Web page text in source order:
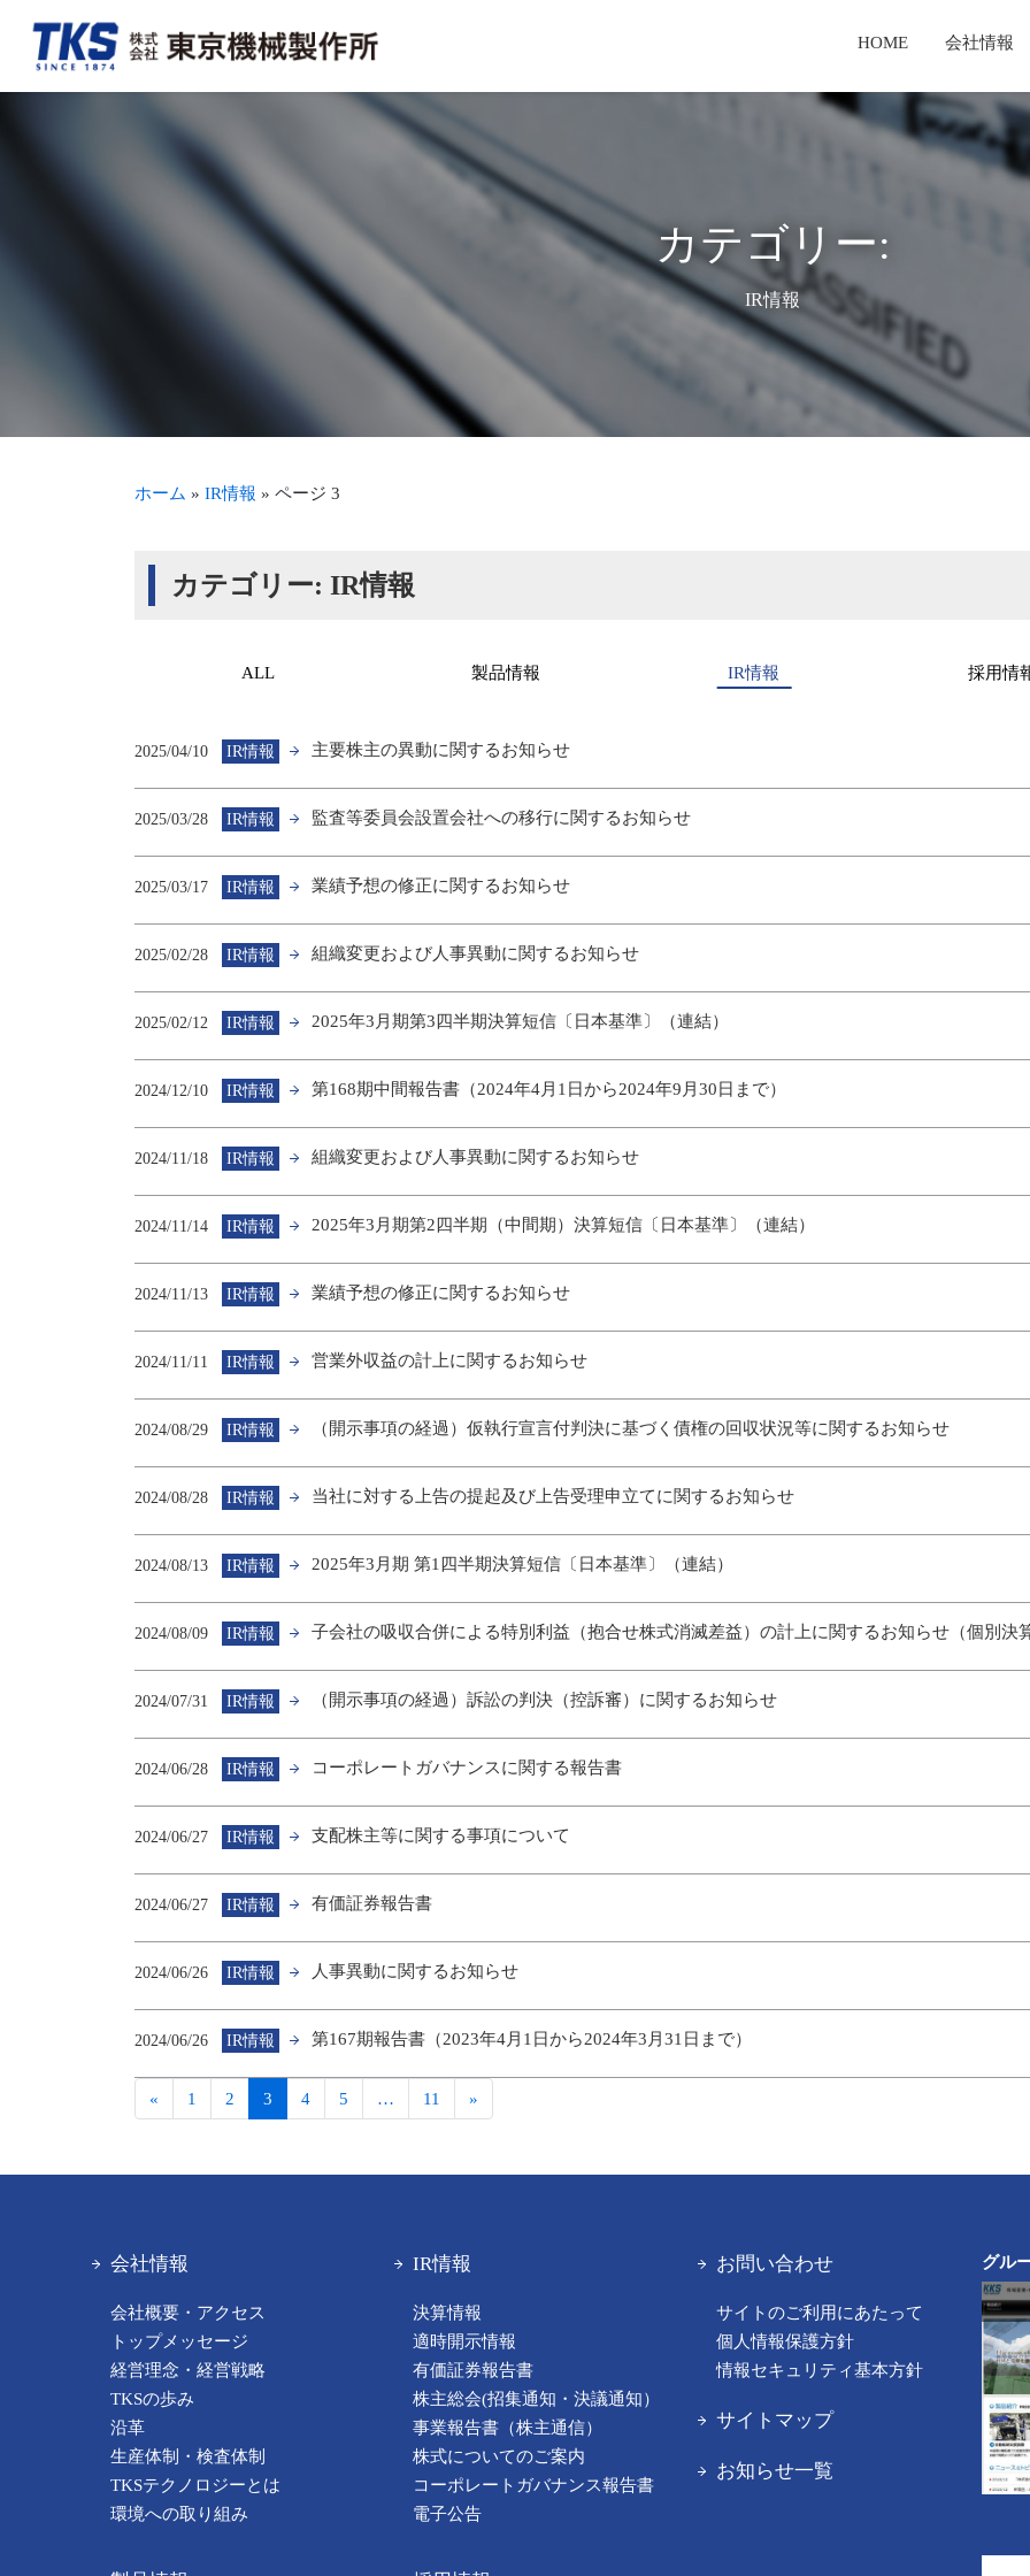
HOME 会社情報
会社概要・アクセス トップメッセージ
生産体制・検査体制
加工組立事業
新聞・商業印刷機周辺機器事業 輪転機保守サービス事業
決算情報 適時開示情報
事業報告書（株主通信） 株式についてのご案内
TKSを知る TKSを見る
募集要項・待遇を見る
カテゴリー:
IR情報
ホーム » IR情報 » ページ 3
カテゴリー: IR情報
ALL 製品情報 IR情報 採用情
2025/04/10 IR情報 主要株主の異動に関するお知らせ
2025/03/28 IR情報 監査等委員会設置会社への移行に関するお知らせ
2025/03/17 IR情報 業績予想の修正に関するお知らせ
2025/02/28 IR情報 組織変更および人事異動に関するお知らせ
2025/02/12 IR情報 2025年3月期第3四半期決算短信〔日本基準〕（連結）
2024/12/10 IR情報 第168期中間報告書（2024年4月1日から2024年9月30日まで）
2024/11/18 IR情報 組織変更および人事異動に関するお知らせ
2024/11/14 IR情報 2025年3月期第2四半期（中間期）決算短信〔日本基準〕（連結）
2024/11/13 IR情報 業績予想の修正に関するお知らせ
2024/11/11 IR情報 営業外収益の計上に関するお知らせ
2024/08/29 IR情報 （開示事項の経過）仮執行宣言付判決に基づく債権の回収状況等に関するお知らせ
2024/08/28 IR情報 当社に対する上告の提起及び上告受理申立てに関するお知らせ
2024/08/13 IR情報 2025年3月期 第1四半期決算短信〔日本基準〕（連結）
2024/08/09 IR情報 子会社の吸収合併による特別利益（抱合せ株式消滅差益）の計上に関するお知らせ（個別決
2024/07/31 IR情報 （開示事項の経過）訴訟の判決（控訴審）に関するお知らせ
2024/06/28 IR情報 コーポレートガバナンスに関する報告書
2024/06/27 IR情報 支配株主等に関する事項について
2024/06/27 IR情報 有価証券報告書
2024/06/26 IR情報 人事異動に関するお知らせ
2024/06/26 IR情報 第167期報告書（2023年4月1日から2024年3月31日まで）
« 1 2 3 4 5 … 11 »
会社情報
会社概要・アクセス
トップメッセージ
経営理念・経営戦略
TKSの歩み
沿革
生産体制・検査体制
TKSテクノロジーとは
環境への取り組み
IR情報
決算情報
適時開示情報
有価証券報告書
株主総会(招集通知・決議通知）
事業報告書（株主通信）
株式についてのご案内
コーポレートガバナンス報告書
電子公告
お問い合わせ
サイトのご利用にあたって
個人情報保護方針
情報セキュリティ基本方針
サイトマップ
お知らせ一覧
グル